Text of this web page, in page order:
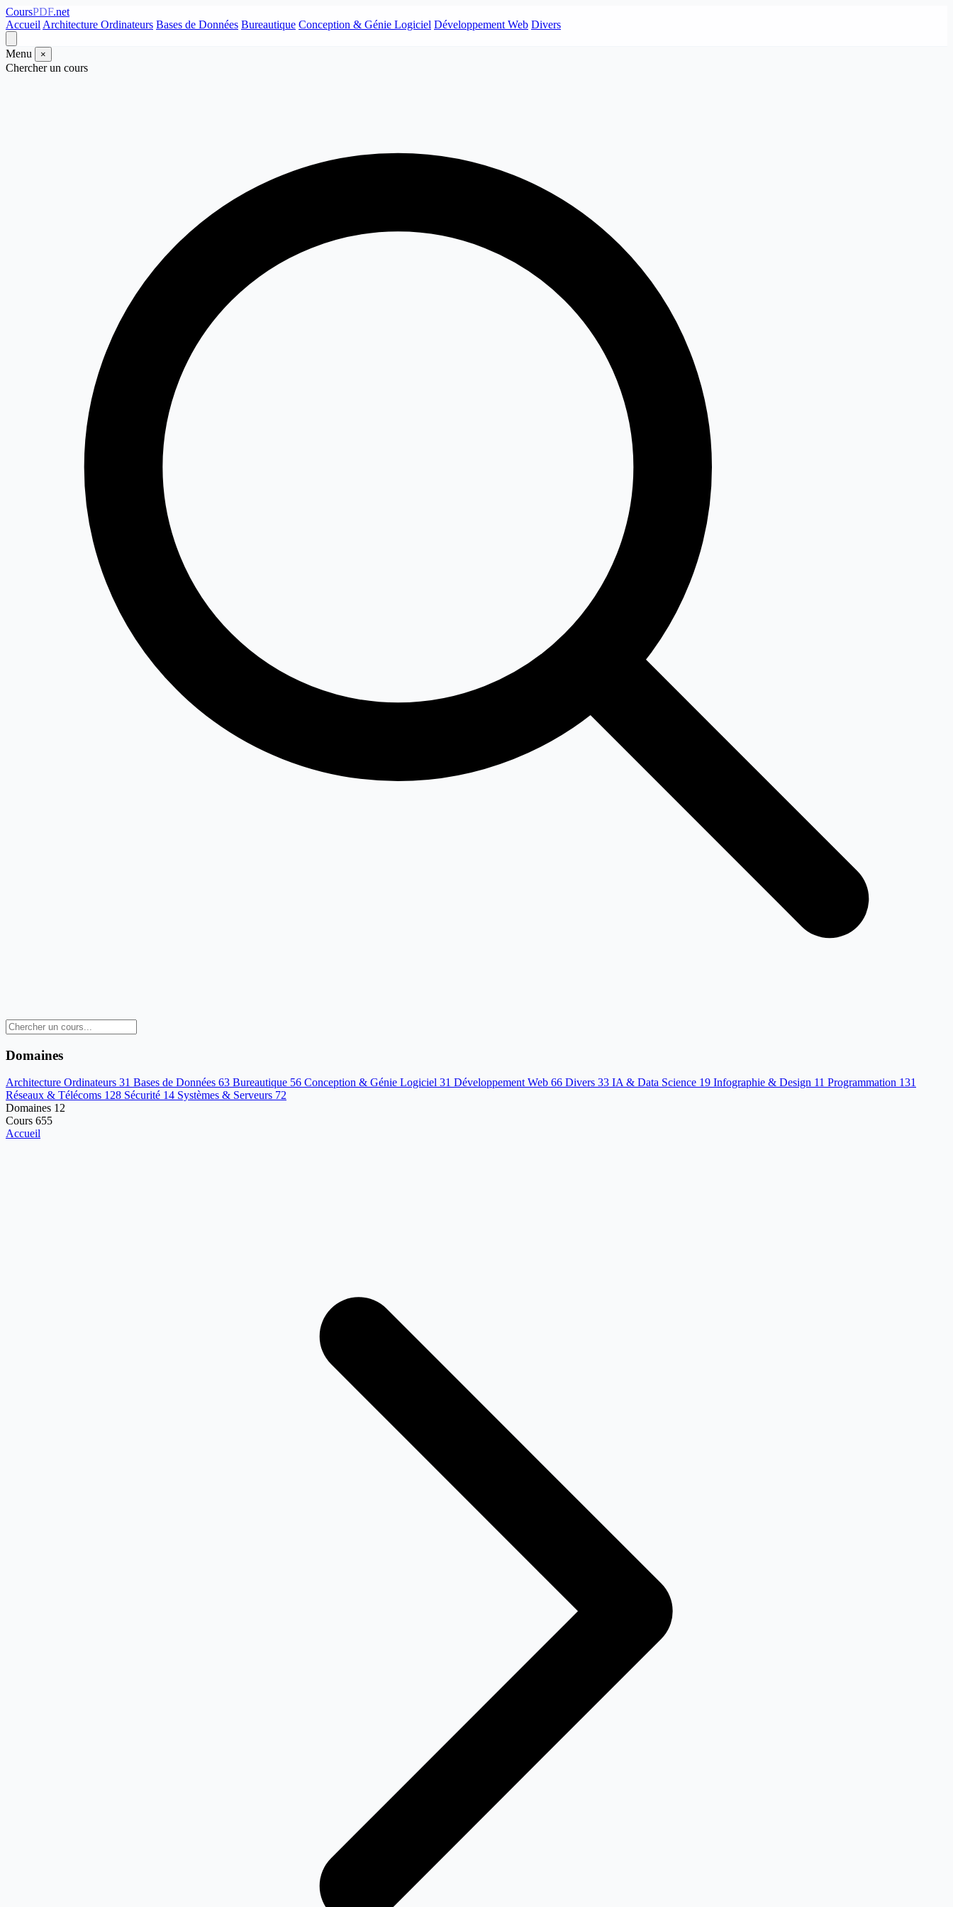
CoursPDF.net
Accueil Architecture Ordinateurs Bases de Données Bureautique Conception & Génie Logiciel Développement Web Divers
Menu ×
Chercher un cours
Domaines
Architecture Ordinateurs 31 Bases de Données 63 Bureautique 56 Conception & Génie Logiciel 31 Développement Web 66 Divers 33 IA & Data Science 19 Infographie & Design 11 Programmation 131
Réseaux & Télécoms 128 Sécurité 14 Systèmes & Serveurs 72
Domaines 12
Cours 655
Accueil